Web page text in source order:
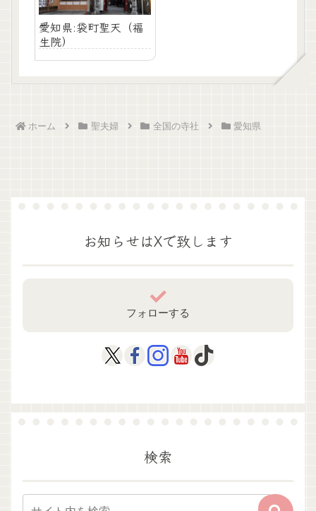
愛知県:袋町聖天（福
生院）
ホーム 聖夫婦 全国の寺社 愛知県
お知らせはXで致します
フォローする
検索